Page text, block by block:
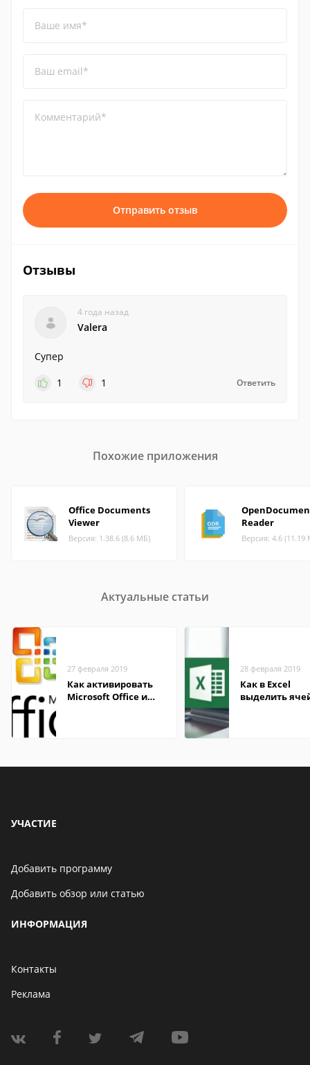
Ваше имя*
Ваш email*
Комментарий*
Отправить отзыв
Отзывы
4 года назад
Valera
Супер
1
1 Ответить
Похожие приложения
Office Documents
Viewer
Версия: 1.38.6 (8.6 МБ)
Reader
Версия: 4.6 (11.19
Актуальные статьи
27 февраля 2019
Как активировать
Microsoft Office и
28 февраля 2019
Как в Excel
выделить
УЧАСТИЕ
Добавить программу
Добавить обзор или статью
ИНФОРМАЦИЯ
Контакты
Реклама